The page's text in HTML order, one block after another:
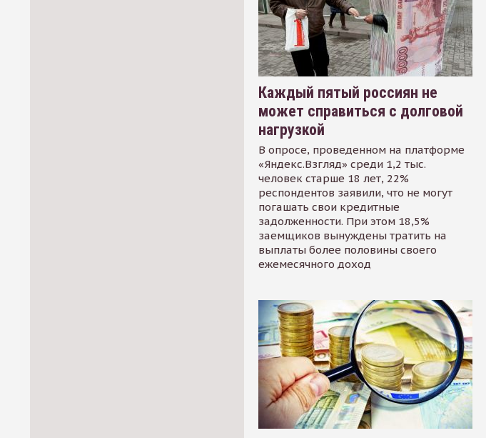
Каждый пятый россиян не
может справиться с долговой
нагрузкой
В опросе, проведенном на платформе
«Яндекс.Взгляд» среди 1,2 тыс.
человек старше 18 лет, 22%
респондентов заявили, что не могут
погашать свои кредитные
задолженности. При этом 18,5%
заемщиков вынуждены тратить на
выплаты более половины своего
ежемесячного доход